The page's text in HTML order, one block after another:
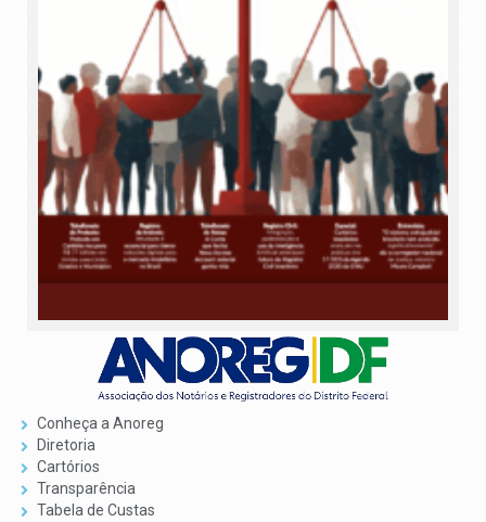
Conheça a Anoreg
Diretoria
Cartórios
Transparência
Tabela de Custas